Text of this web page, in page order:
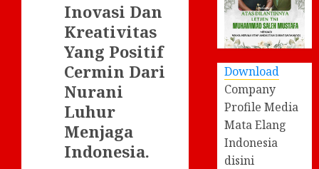
Inovasi Dan
Kreativitas
Yang Positif
Cermin Dari
Nurani
Luhur
Menjaga
Indonesia.
Download
Company
Profile Media
Mata Elang
Indonesia
disini